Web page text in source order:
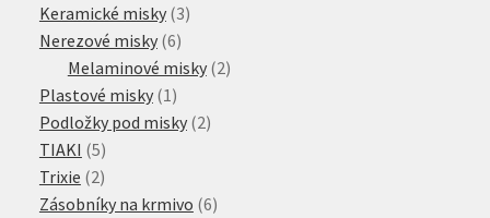
Keramické misky 33
Nerezové misky 66
produktů
Melaminové misky 22
Plastové misky 11
produkt
Podložky pod misky 22
TIAKI 55
produktů
Trixie 22
produkty
Zásobníky na krmivo 66